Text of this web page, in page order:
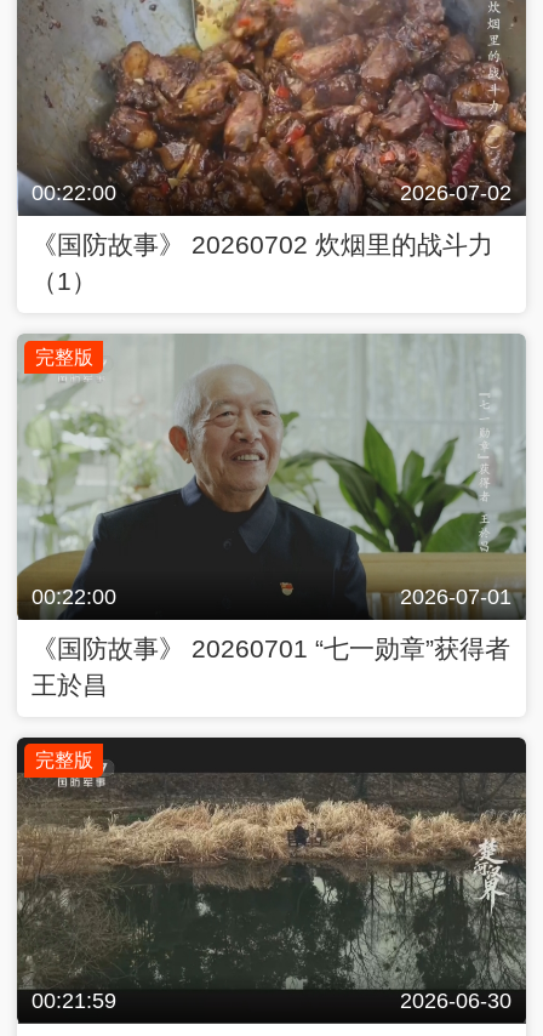
00:22:00 2026-07-02
《国防故事》 20260702 炊烟里的战斗力
（1）
完整版
00:22:00 2026-07-01
《国防故事》 20260701 “七一勋章”获得者
王於昌
完整版
00:21:59 2026-06-30